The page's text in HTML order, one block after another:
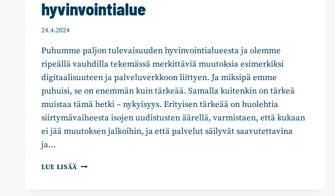
hyvinvointialue
24.4.2024
Puhumme paljon tulevaisuuden hyvinvointialueesta ja olemme
ripeällä vauhdilla tekemässä merkittäviä muutoksia esimerkiksi
digitaalisuuteen ja palveluverkkoon liittyen. Ja miksipä emme
puhuisi, se on enemmän kuin tärkeää. Samalla kuitenkin on tärkeä
muistaa tämä hetki – nykyisyys. Erityisen tärkeää on huolehtia
siirtymävaiheesta isojen uudistusten äärellä, varmistaen, että kukaan
ei jää muutoksen jalkoihin, ja että palvelut säilyvät saavutettavina
ja…
LUE LISÄÄ ALEKSI